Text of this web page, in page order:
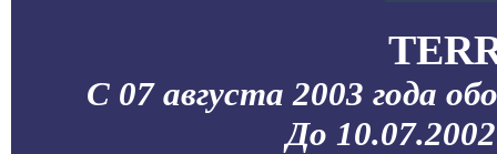
С 07 августа 2003 года
До